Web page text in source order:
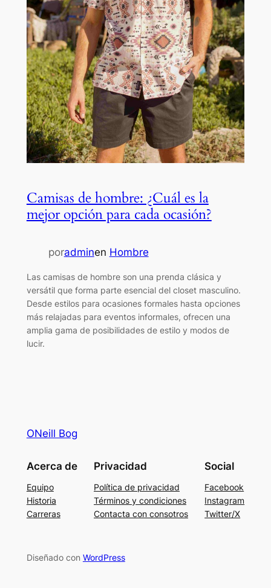
Camisas de hombre: ¿Cuál es la
mejor opción para cada ocasión?
poradminen Hombre
Las camisas de hombre son una prenda clásica y
versátil que forma parte esencial del closet masculino.
Desde estilos para ocasiones formales hasta opciones
más relajadas para eventos informales, ofrecen una
amplia gama de posibilidades de estilo y modos de
lucir.
ONeill Bog
Acerca de
Equipo
Historia
Carreras
Privacidad
Política de privacidad
Términos y condiciones
Contacta con consotros
Social
Facebook
Instagram
Twitter/X
Diseñado con WordPress